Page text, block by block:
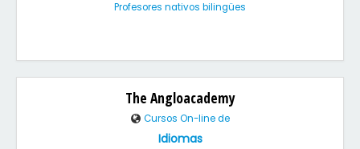
Profesores nativos bilingües
The Angloacademy
Cursos On-line de
Idiomas